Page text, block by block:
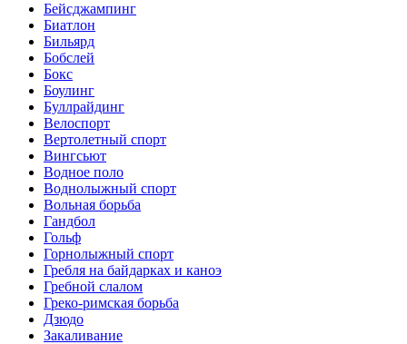
Бейсджампинг
Биатлон
Бильярд
Бобслей
Бокс
Боулинг
Буллрайдинг
Велоспорт
Вертолетный спорт
Вингсьют
Водное поло
Воднолыжный спорт
Вольная борьба
Гандбол
Гольф
Горнолыжный спорт
Гребля на байдарках и каноэ
Гребной слалом
Греко-римская борьба
Дзюдо
Закаливание